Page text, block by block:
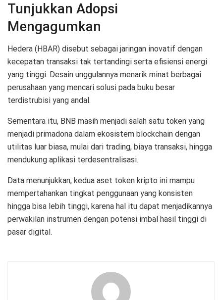
Tunjukkan Adopsi
Mengagumkan
Hedera (HBAR) disebut sebagai jaringan inovatif dengan
kecepatan transaksi tak tertandingi serta efisiensi energi
yang tinggi. Desain unggulannya menarik minat berbagai
perusahaan yang mencari solusi pada buku besar
terdistrubisi yang andal.
Sementara itu, BNB masih menjadi salah satu token yang
menjadi primadona dalam ekosistem blockchain dengan
utilitas luar biasa, mulai dari trading, biaya transaksi, hingga
mendukung aplikasi terdesentralisasi.
Data menunjukkan, kedua aset token kripto ini mampu
mempertahankan tingkat penggunaan yang konsisten
hingga bisa lebih tinggi, karena hal itu dapat menjadikannya
perwakilan instrumen dengan potensi imbal hasil tinggi di
pasar digital.